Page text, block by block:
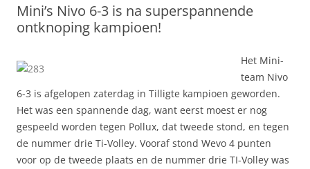
Mini’s Nivo 6-3 is na superspannende
ontknoping kampioen!
Het Mini-
team Nivo
6-3 is afgelopen zaterdag in Tilligte kampioen geworden.
Het was een spannende dag, want eerst moest er nog
gespeeld worden tegen Pollux, dat tweede stond, en tegen
de nummer drie Ti-Volley. Vooraf stond Wevo 4 punten
voor op de tweede plaats en de nummer drie TI-Volley was